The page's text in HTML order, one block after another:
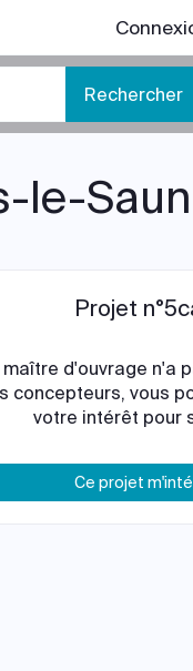
Rechercher
le-
Projet
maître d'ouvrage n'a
concepteurs, vous
votre intérêt pour
Ce projet